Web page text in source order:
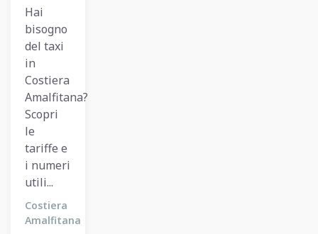
Hai
bisogno
del taxi
in
Costiera
Amalfitana?
Scopri
le
tariffe e
i numeri
utili...
Costiera
Amalfitana